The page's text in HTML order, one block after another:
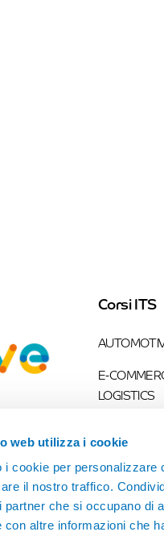
web utilizza i cookie
i cookie per personalizzare
il nostro traffico.
partner che si occupano di
con altre informazioni che
Corsi ITS
E-
LOGISTICS
IMPORT-
SUPPLY
INDUSTRIA